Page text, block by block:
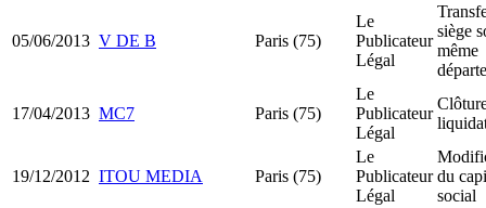
05/06/2013 V DE B Paris (75)
Le
Publicateur
Légal
siège
même
17/04/2013 MC7 Paris (75)
Le
Publicateur
Légal
19/12/2012 ITOU MEDIA Paris (75)
Le
Publicateur
Légal
du
social